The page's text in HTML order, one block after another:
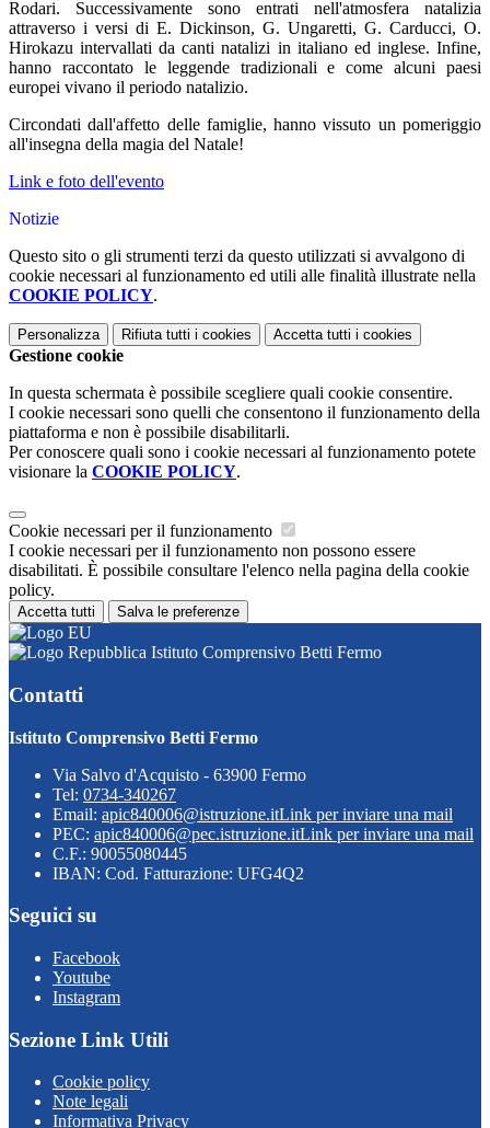
Rodari. Successivamente sono entrati nell'atmosfera natalizia
attraverso i versi di E. Dickinson, G. Ungaretti, G. Carducci, O.
Hirokazu intervallati da canti natalizi in italiano ed inglese. Infine,
hanno raccontato le leggende tradizionali e come alcuni paesi
europei vivano il periodo natalizio.
Circondati dall'affetto delle famiglie, hanno vissuto un pomeriggio
all'insegna della magia del Natale!
Link e foto dell'evento
Notizie
Questo sito o gli strumenti terzi da questo utilizzati si avvalgono di
cookie necessari al funzionamento ed utili alle finalità illustrate nella
COOKIE POLICY.
Personalizza Rifiuta tutti i cookies Accetta tutti i cookies
Gestione cookie
In questa schermata è possibile scegliere quali cookie consentire.
I cookie necessari sono quelli che consentono il funzionamento della
piattaforma e non è possibile disabilitarli.
Per conoscere quali sono i cookie necessari al funzionamento potete
visionare la COOKIE POLICY.
Cookie necessari per il funzionamento
I cookie necessari per il funzionamento non possono essere
disabilitati. È possibile consultare l'elenco nella pagina della cookie
policy.
Accetta tutti Salva le preferenze
Istituto Comprensivo Betti Fermo
Contatti
Istituto Comprensivo Betti Fermo
Via Salvo d'Acquisto - 63900 Fermo
Tel: 0734-340267
Email: apic840006@istruzione.itLink per inviare una mail
PEC: apic840006@pec.istruzione.itLink per inviare una mail
C.F.: 90055080445
IBAN: Cod. Fatturazione: UFG4Q2
Seguici su
Facebook
Youtube
Instagram
Sezione Link Utili
Cookie policy
Note legali
Informativa Privacy